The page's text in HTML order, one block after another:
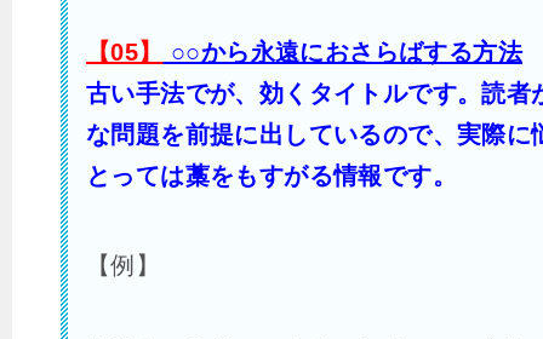
【05】
○○から永遠におさらばする方法
古い手法でが、効くタイトルです。読者
な問題を前提に出しているので、実際に
とっては藁をもすがる情報です。
【例】